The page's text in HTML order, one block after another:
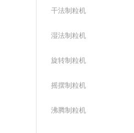
干法制粒机
湿法制粒机
旋转制粒机
摇摆制粒机
沸腾制粒机